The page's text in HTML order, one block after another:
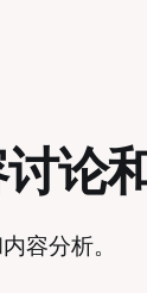
论
容分析。